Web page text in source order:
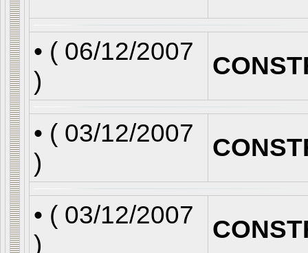
• ( 06/12/2007
)
• ( 03/12/2007
)
• ( 03/12/2007
)